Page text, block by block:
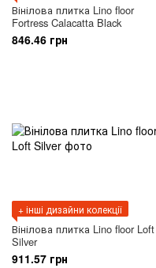
Вінілова плитка Lino floor
Fortress Calacatta Black
846.46 грн
+ інші дизайни колекції
Вінілова плитка Lino floor Loft
Silver
911.57 грн